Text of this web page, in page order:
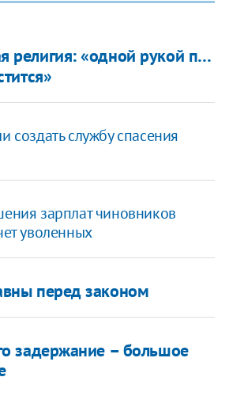
религия: «одной рукой п…
создать службу спасения
зарплат чиновников
уволенных
перед законом
задержание – большое